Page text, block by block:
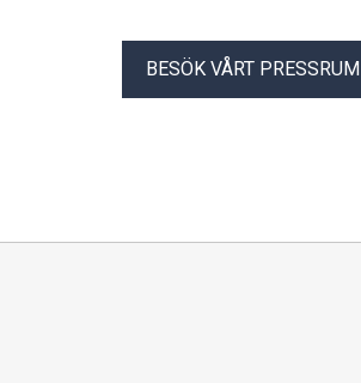
BESÖK VÅRT PRESSRUM